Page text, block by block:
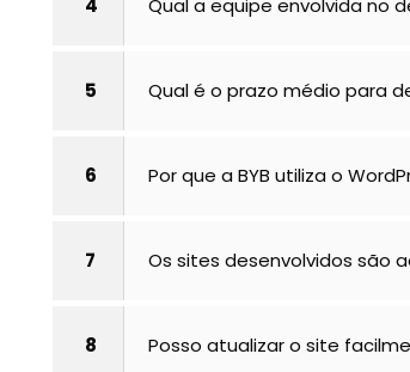
4 Qual a equipe envolvida no
5 Qual é o prazo médio para
6 Por que a BYB utiliza o
7 Os sites desenvolvidos são
8 Posso atualizar o site